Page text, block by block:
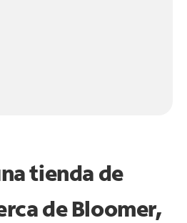
tienda de
de Bloomer,